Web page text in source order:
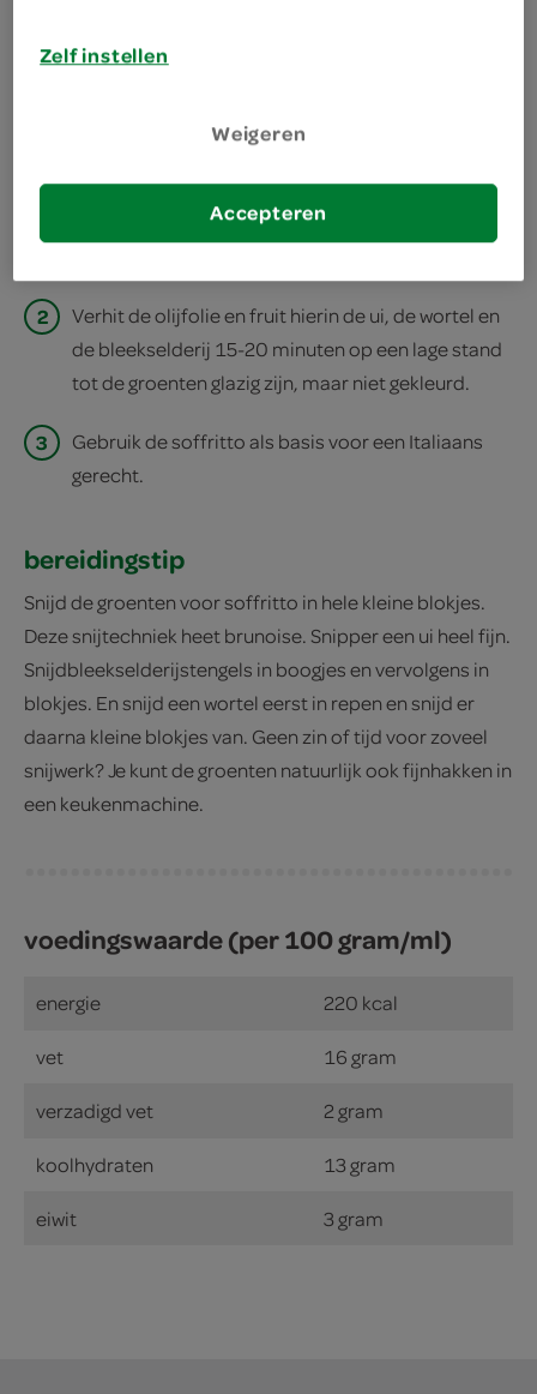
deel op facebook
1
Verwijder de eventuele draden van de
bleekselderij en snijd de bleekselderij in kleine
2
Verhit de olijfolie en fruit hierin de ui, de wortel en
de bleekselderij 15-20 minuten op een lage stand
tot de groenten glazig zijn, maar niet gekleurd.
3
Gebruik de soffritto als basis voor een Italiaans
gerecht.
bereidingstip
Snijd de groenten voor soffritto in hele kleine blokjes.
Deze snijtechniek heet brunoise. Snipper een ui heel fijn.
Snijdbleekselderijstengels in boogjes en vervolgens in
blokjes. En snijd een wortel eerst in repen en snijd er
daarna kleine blokjes van. Geen zin of tijd voor zoveel
snijwerk? Je kunt de groenten natuurlijk ook fijnhakken in
een keukenmachine.
voedingswaarde (per 100 gram/ml)
energie 220 kcal
vet 16 gram
verzadigd vet 2 gram
koolhydraten 13 gram
eiwit 3 gram
Zelf instellen
Weigeren
Accepteren